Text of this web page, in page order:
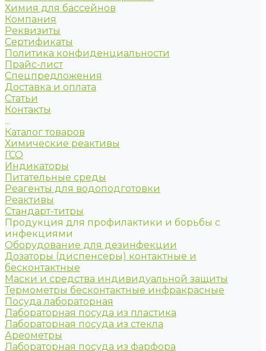
Химия для бассейнов
Компания
Реквизиты
Сертификаты
Политика конфиденциальности
Прайс-лист
Спецпредложения
Доставка и оплата
Статьи
Контакты
...
Каталог товаров
Химические реактивы
ГСО
Индикаторы
Питательные среды
Реагенты для водоподготовки
Реактивы
Стандарт-титры
Продукция для профилактики и борьбы с
инфекциями
Оборудование для дезинфекции
Дозаторы (диспенсеры) контактные и
бесконтактные
Маски и средства индивидуальной защиты
Термометры бесконтактные инфракрасные
Посуда лабораторная
Лабораторная посуда из пластика
Лабораторная посуда из стекла
Ареометры
Лабораторная посуда из фарфора